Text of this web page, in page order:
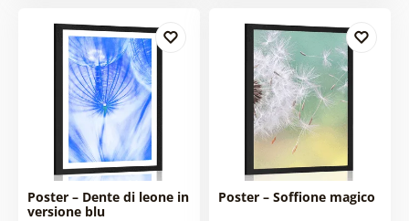
Poster – Dente di leone in
versione blu
Poster – Soffione magico